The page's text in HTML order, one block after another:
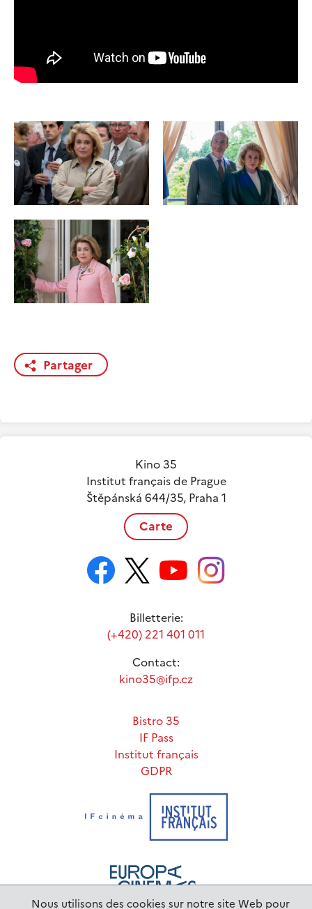
Nous utilisons des cookies sur notre site Web pour
Partager
Kino 35
Institut français de Prague
Štěpánská 644/35, Praha 1
Carte
Billetterie:
(+420) 221 401 011
Contact:
kino35@ifp.cz
Bistro 35
IF Pass
Institut français
GDPR